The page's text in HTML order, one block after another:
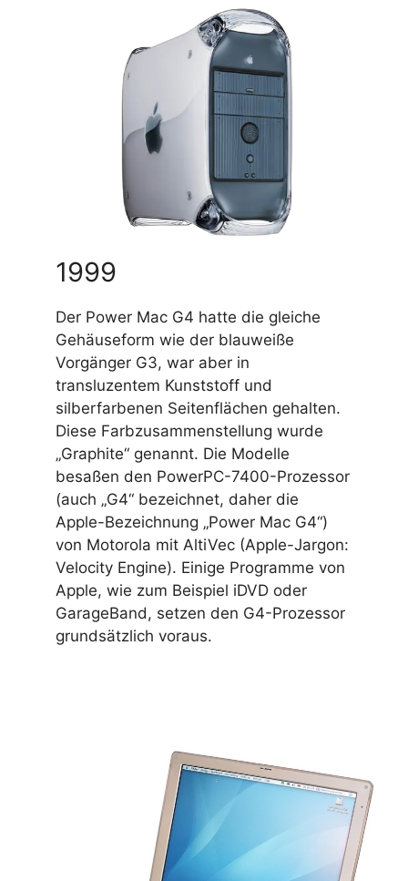
1999
Der Power Mac G4 hatte die gleiche
Gehäuseform wie der blauweiße
Vorgänger G3, war aber in
transluzentem Kunststoff und
silberfarbenen Seitenflächen gehalten.
Diese Farbzusammenstellung wurde
„Graphite“ genannt. Die Modelle
besaßen den PowerPC-7400-Prozessor
(auch „G4“ bezeichnet, daher die
Apple-Bezeichnung „Power Mac G4“)
von Motorola mit AltiVec (Apple-Jargon:
Velocity Engine). Einige Programme von
Apple, wie zum Beispiel iDVD oder
GarageBand, setzen den G4-Prozessor
grundsätzlich voraus.